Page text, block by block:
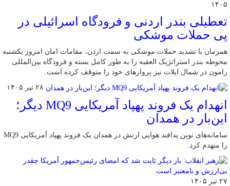
۱۴۰۵
تعطیلی بندر اردنی و فرودگاه اسرائیلی در
پی حملات موشکی
همزمان با تشدید حملات موشکی به سمت اردن،‌ مقامات امان امروز یکشنبه
محوطه بندر استراتژیک العقبه را به طور کامل بسته و فرودگاه بین‌المللی
رامون در شمال ایلات نیز پروازهای خود را متوقف کرده است.
۲۸ تیر ۱۴۰۵
انهدام یک فروند پهپاد آمریکایی MQ9 دیگر؛
این‌بار در همدان
سامانه‌های نوین پدافند هوایی ارتش در همدان یک فروند پهپاد آمریکایی MQ9
را منهدم کرد.
۲۷ تیر ۱۴۰۵